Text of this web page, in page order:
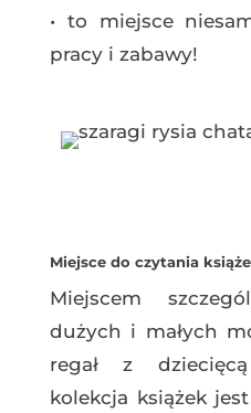
• to miejsce
pracy i zabawy!
Miejsce do czytania
Miejscem
dużych i małych
regał z
kolekcja książek